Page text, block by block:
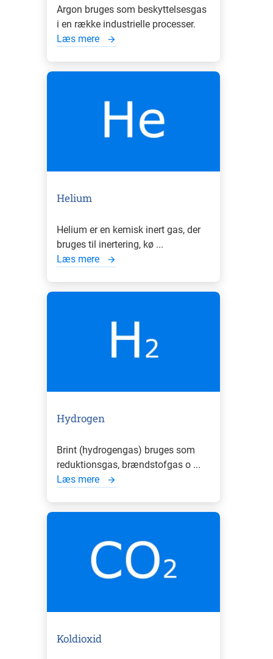
Argon bruges som beskyttelsesgas
i en række industrielle processer.
Læs mere
Helium
Helium er en kemisk inert gas, der
bruges til inertering, kø ...
Læs mere
Hydrogen
Brint (hydrogengas) bruges som
reduktionsgas, brændstofgas o ...
Læs mere
Koldioxid